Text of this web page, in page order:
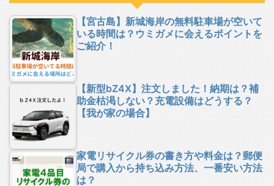
【宮古島】新城海岸の無料駐車場が空いて
いる時間は？ウミガメに会えるポイントを
ご紹介！
【新型bZ4X】注文しました！納期は？補
助金枯渇しない？充電設備はどうする？
【我が家の場合】
家電リサイクル券の書き方や料金は？郵便
局で購入から持ち込み方法、一番安い方法
は？